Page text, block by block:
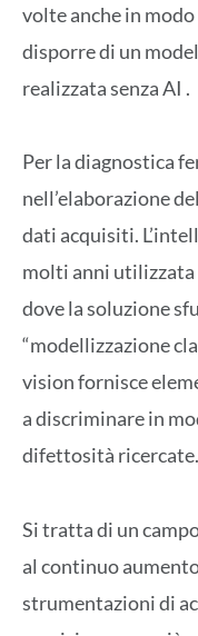
volte anche in
disporre di un
realizzata senza AI .
Per la diagnostica
nell’elaborazione
dati acquisiti.
molti anni
dove la soluzione
“modellizzazione
vision fornisce
a discriminare in
difettosità ricercate.
Si tratta di un
al continuo
strumentazioni di